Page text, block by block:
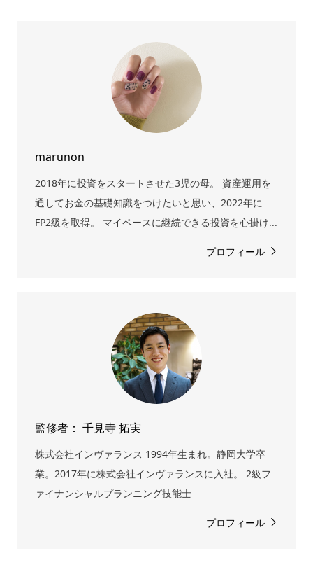
marunon
2018年に投資をスタートさせた3児の母。 資産運用を
通してお金の基礎知識をつけたいと思い、2022年に
FP2級を取得。 マイペースに継続できる投資を心掛け...
プロフィール
監修者： 千見寺 拓実
株式会社インヴァランス 1994年生まれ。静岡大学卒
業。2017年に株式会社インヴァランスに入社。 2級フ
ァイナンシャルプランニング技能士
プロフィール